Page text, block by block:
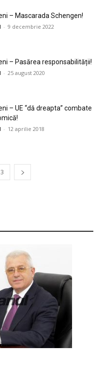
– Mascarada Schengen!
- 9 decembrie 2022
– Pasărea responsabilității!
- 25 august 2020
– UE “dă dreapta” combate
- 12 aprilie 2018
3